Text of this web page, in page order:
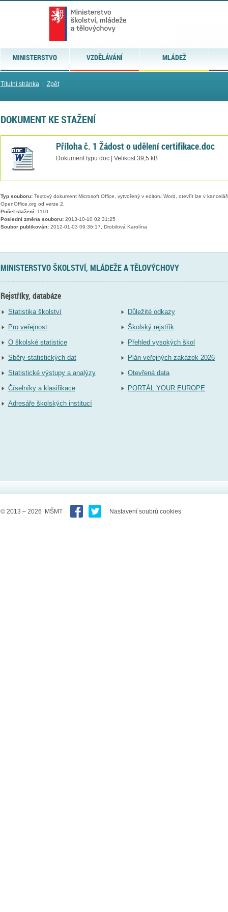
MINISTERSTVO VZDĚLÁVÁNÍ MLÁDEŽ
Titulní stránka| Zpět
DOKUMENT KE STAŽENÍ
Příloha č. 1 Žádost o udělení certifikace.doc
Dokument typu doc | Velikost 39,5 kB
Typ souboru:Textový dokument Microsoft Office, vytvořený v editoru Word, otevřít lze v
OpenOffice.org od verze 2.
Počet stažení:1110
Poslední změna souboru:2013-10-10 02:31:25
Soubor publikován:2012-01-03 09:36:17, Drobilová Karolína
MINISTERSTVO ŠKOLSTVÍ, MLÁDEŽE A TĚLOVÝCHOVY
Rejstříky, databáze
Statistika školství
Pro veřejnost
O školské statistice
Sběry statistických dat
Statistické výstupy a analýzy
Číselníky a klasifikace
Adresáře školských institucí
Důležité odkazy
Školský rejstřík
Přehled vysokých škol
Plán veřejných zakázek 2026
Otevřená data
PORTÁL YOUR EUROPE
© 2013 – 2026 MŠMT Nastavení soubrů cookies